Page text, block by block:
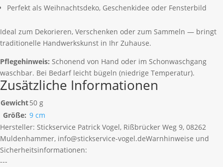
Perfekt als Weihnachtsdeko, Geschenkidee oder Fensterbild
Ideal zum Dekorieren, Verschenken oder zum Sammeln — bringt
traditionelle Handwerkskunst in Ihr Zuhause.
Pflegehinweis: Schonend von Hand oder im Schonwaschgang
waschbar. Bei Bedarf leicht bügeln (niedrige Temperatur).
Zusätzliche Informationen
Gewicht50 g
Größe: 9 cm
Hersteller: Stickservice Patrick Vogel, Rißbrücker Weg 9, 08262
Muldenhammer, info@stickservice-vogel.deWarnhinweise und
Sicherheitsinformationen:
---